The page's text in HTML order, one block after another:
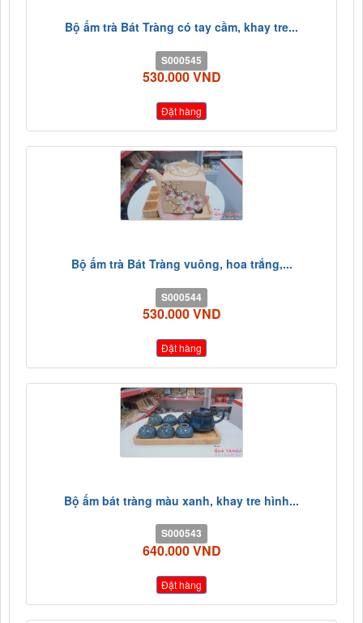
Bộ ấm trà Bát Tràng có tay cầm, khay tre...
S000545
530.000 VND
Đặt hàng
Bộ ấm trà Bát Tràng vuông, hoa trắng,...
S000544
530.000 VND
Đặt hàng
Bộ ấm bát tràng màu xanh, khay tre hình...
S000543
640.000 VND
Đặt hàng